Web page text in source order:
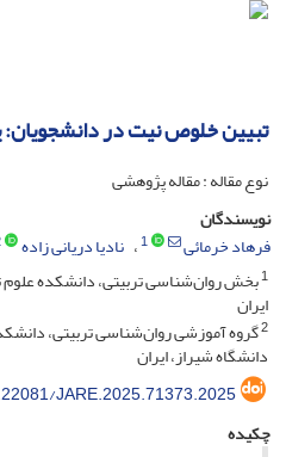
تبیین خلوص نیت در دانشجویان:
نوع مقاله : مقاله پژوهشی
نویسندگان
فرهاد خرمائی
1 نادیا دریانی زاده
1بخش روان‌شناسی تربیتی، دانشکده علوم
ایران
2گروه آموزشی روان‌شناسی تربیتی،
دانشگاه شیراز، ایران
JARE.2025.71373.2025
چکیده